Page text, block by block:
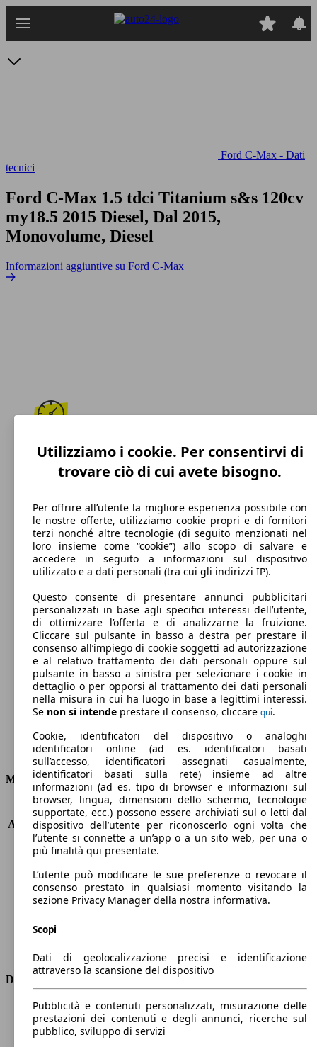
Ford C-Max - Dati
tecnici
Ford C-Max 1.5 tdci Titanium s&s 120cv
my18.5 2015 Diesel, Dal 2015,
Monovolume, Diesel
Informazioni aggiuntive su Ford C-Max
184 km/h
Velocità massima
Diesel
Carburante
125 g/km
Emissioni di CO2 (combinato)*
Consumi
Motore e Prestazioni
KW (PS)
88 kW (120 PS)
Accelerazione (0-100 km/h)
11.3s
Velocità massima (km/h)
184 km/h
Numero di marce
6
Coppia
270 nm
Cilindrata
1499 ccm
Carburante
Diesel
Trasmissione
Dimensioni
Lunghezza
4380 mm
Altezza
1610 mm
Larghezza
Utilizziamo i cookie. Per consentirvi di
trovare ciò di cui avete bisogno.
Per offrire all’utente la migliore esperienza possibile con
le nostre offerte, utilizziamo cookie propri e di fornitori
terzi nonché altre tecnologie (di seguito menzionati nel
loro insieme come “cookie”) allo scopo di salvare e
accedere in seguito a informazioni sul dispositivo
utilizzato e a dati personali (tra cui gli indirizzi IP).
Questo consente di presentare annunci pubblicitari
personalizzati in base agli specifici interessi dell’utente,
di ottimizzare l’offerta e di analizzarne la fruizione.
Cliccare sul pulsante in basso a destra per prestare il
consenso all’impiego di cookie soggetti ad autorizzazione
e al relativo trattamento dei dati personali oppure sul
pulsante in basso a sinistra per selezionare i cookie in
dettaglio o per opporsi al trattamento dei dati personali
nella misura in cui ha luogo in base a legittimi interessi.
Se non si intende prestare il consenso, cliccare qui.
Cookie, identificatori del dispositivo o analoghi
identificatori online (ad es. identificatori basati
sull’accesso, identificatori assegnati casualmente,
identificatori basati sulla rete) insieme ad altre
informazioni (ad es. tipo di browser e informazioni sul
browser, lingua, dimensioni dello schermo, tecnologie
supportate, ecc.) possono essere archiviati sul o letti dal
dispositivo dell’utente per riconoscerlo ogni volta che
l’utente si connette a un’app o a un sito web, per una o
più finalità qui presentate.
L’utente può modificare le sue preferenze o revocare il
consenso prestato in qualsiasi momento visitando la
sezione Privacy Manager della nostra informativa.
Scopi
Dati di geolocalizzazione precisi e identificazione
attraverso la scansione del dispositivo
Pubblicità e contenuti personalizzati, misurazione delle
prestazioni dei contenuti e degli annunci, ricerche sul
pubblico, sviluppo di servizi